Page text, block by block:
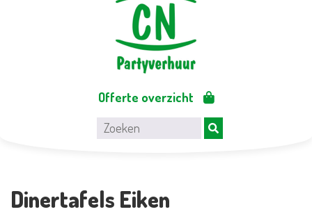
Offerte overzicht
Dinertafels Eiken